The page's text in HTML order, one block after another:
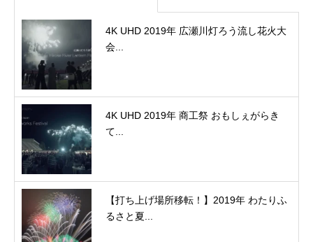
4K UHD 2019年 広瀬川灯ろう流し花火大
会...
4K UHD 2019年 商工祭 おもしぇがらき
て...
【打ち上げ場所移転！】2019年 わたりふ
るさと夏...